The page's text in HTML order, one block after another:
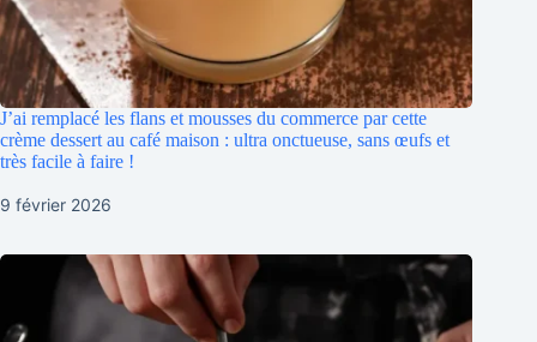
J’ai remplacé les flans et mousses du commerce par cette
crème dessert au café maison : ultra onctueuse, sans œufs et
très facile à faire !
9 février 2026